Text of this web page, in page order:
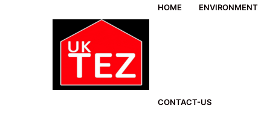
HOME ENVIRONMENT
CONTACT-US